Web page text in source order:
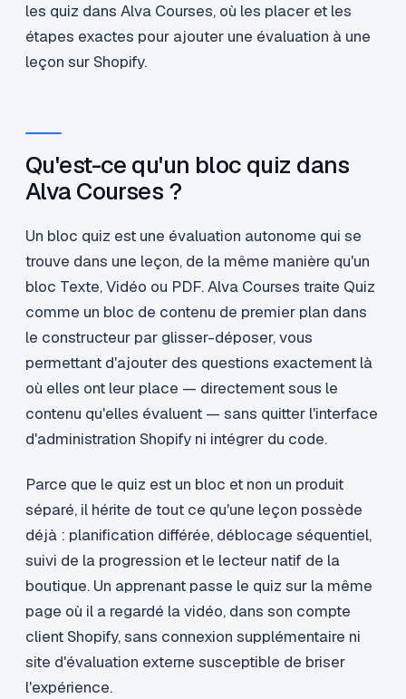
les quiz dans Alva Courses, où les placer et les
étapes exactes pour ajouter une évaluation à une
leçon sur Shopify.
Qu'est-ce qu'un bloc quiz dans
Alva Courses ?
Un bloc quiz est une évaluation autonome qui se
trouve dans une leçon, de la même manière qu'un
bloc Texte, Vidéo ou PDF. Alva Courses traite Quiz
comme un bloc de contenu de premier plan dans
le constructeur par glisser-déposer, vous
permettant d'ajouter des questions exactement là
où elles ont leur place — directement sous le
contenu qu'elles évaluent — sans quitter l'interface
d'administration Shopify ni intégrer du code.
Parce que le quiz est un bloc et non un produit
séparé, il hérite de tout ce qu'une leçon possède
déjà : planification différée, déblocage séquentiel,
suivi de la progression et le lecteur natif de la
boutique. Un apprenant passe le quiz sur la même
page où il a regardé la vidéo, dans son compte
client Shopify, sans connexion supplémentaire ni
site d'évaluation externe susceptible de briser
l'expérience.